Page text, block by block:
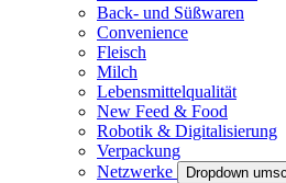
Back- und Süßwaren
Convenience
Fleisch
Milch
Lebensmittelqualität
New Feed & Food
Robotik & Digitalisierung
Verpackung
Netzwerke
Dropdown